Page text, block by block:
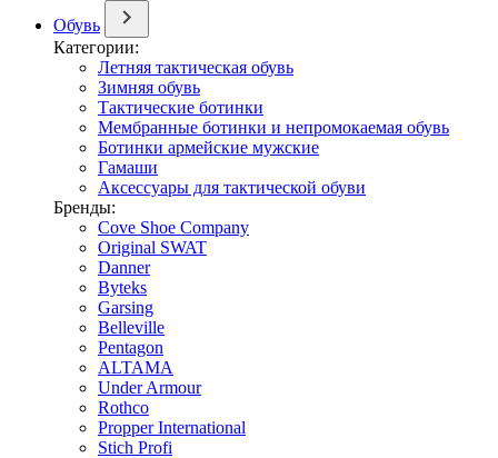
Обувь
Категории:
Летняя тактическая обувь
Зимняя обувь
Тактические ботинки
Мембранные ботинки и непромокаемая обувь
Ботинки армейские мужские
Гамаши
Аксессуары для тактической обуви
Бренды:
Cove Shoe Company
Original SWAT
Danner
Byteks
Garsing
Belleville
Pentagon
ALTAMA
Under Armour
Rothco
Propper International
Stich Profi